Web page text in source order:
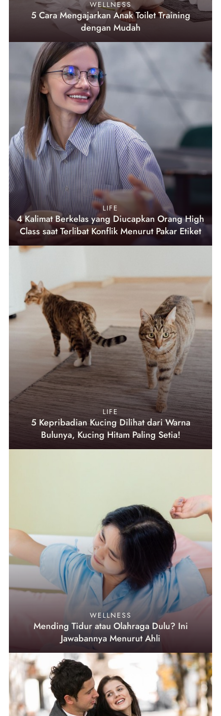
WELLNESS
5 Cara Mengajarkan Anak Toilet Training
dengan Mudah
LIFE
4 Kalimat Berkelas yang Diucapkan Orang High
Class saat Terlibat Konflik Menurut Pakar Etiket
LIFE
5 Kepribadian Kucing Dilihat dari Warna
Bulunya, Kucing Hitam Paling Setia!
WELLNESS
Mending Tidur atau Olahraga Dulu? Ini
Jawabannya Menurut Ahli